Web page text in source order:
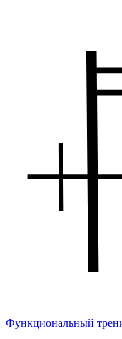
Функциональный